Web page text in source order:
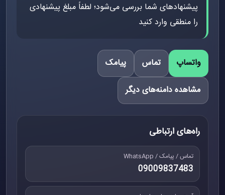
پیشنهادهای شما بررسی می‌شود؛ لطفاً مبلغ پیشنهادی
را منطقی وارد کنید
واتساپ تماس
پیامک
مشاهده دامنه‌های دیگر
راه‌های ارتباطی
تماس / پیامک / WhatsApp
09009837483